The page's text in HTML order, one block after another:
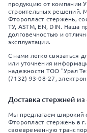
продукцию от компании
строительных решений.
Фторопласт стержень,
ТУ, ASTM, EN, DIN. Наша
долговечностью и
эксплуатации.
С нами легко связаться
или уточнения
надежности ТОО "Урал
(7132) 93-08-27,
Доставка стержней из
Мы предлагаем широкий
Фторопласт стержень в
своевременную